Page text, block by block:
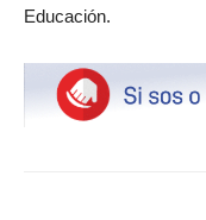
Educación.